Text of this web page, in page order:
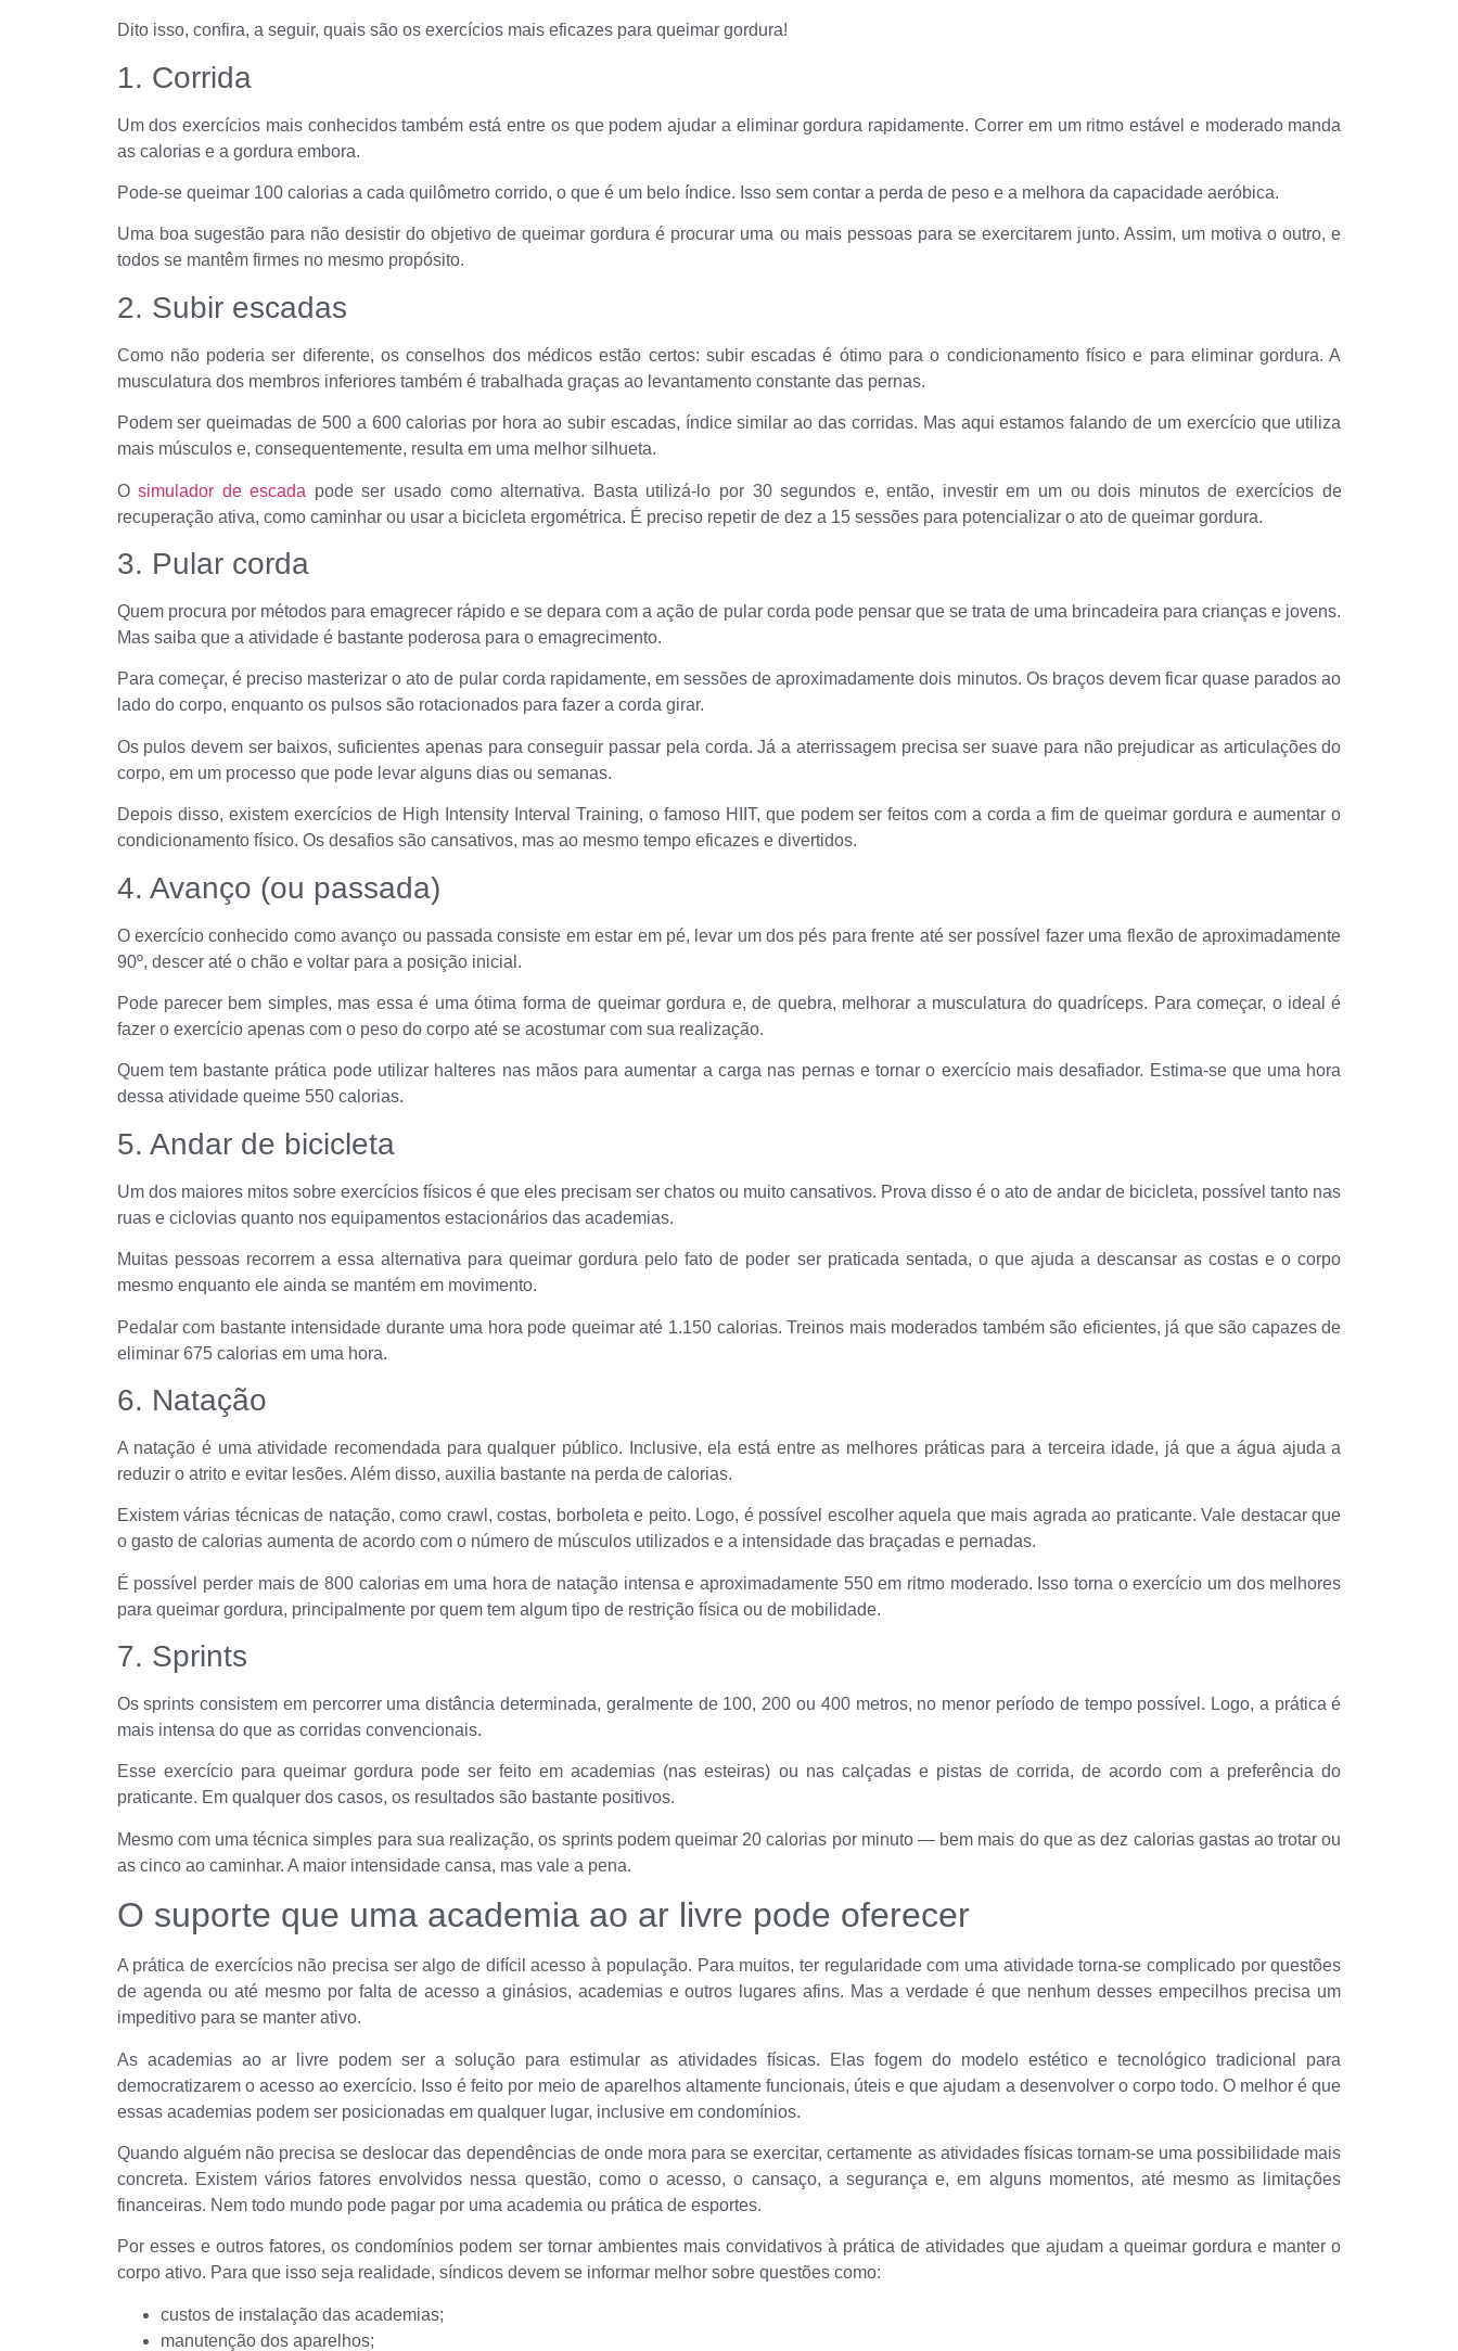
Dito isso, confira, a seguir, quais são os exercícios mais eficazes para queimar gordura!
1. Corrida
Um dos exercícios mais conhecidos também está entre os que podem ajudar a eliminar gordura rapidamente. Correr em um ritmo estável e moderado manda
as calorias e a gordura embora.
Pode-se queimar 100 calorias a cada quilômetro corrido, o que é um belo índice. Isso sem contar a perda de peso e a melhora da capacidade aeróbica.
Uma boa sugestão para não desistir do objetivo de queimar gordura é procurar uma ou mais pessoas para se exercitarem junto. Assim, um motiva o outro, e
todos se mantêm firmes no mesmo propósito.
2. Subir escadas
Como não poderia ser diferente, os conselhos dos médicos estão certos: subir escadas é ótimo para o condicionamento físico e para eliminar gordura. A
musculatura dos membros inferiores também é trabalhada graças ao levantamento constante das pernas.
Podem ser queimadas de 500 a 600 calorias por hora ao subir escadas, índice similar ao das corridas. Mas aqui estamos falando de um exercício que utiliza
mais músculos e, consequentemente, resulta em uma melhor silhueta.
Osimulador de escada pode ser usado como alternativa. Basta utilizá-lo por 30 segundos e, então, investir em um ou dois minutos de exercícios de
recuperação ativa, como caminhar ou usar a bicicleta ergométrica. É preciso repetir de dez a 15 sessões para potencializar o ato de queimar gordura.
3. Pular corda
Quem procura por métodos para emagrecer rápido e se depara com a ação de pular corda pode pensar que se trata de uma brincadeira para crianças e jovens.
Mas saiba que a atividade é bastante poderosa para o emagrecimento.
Para começar, é preciso masterizar o ato de pular corda rapidamente, em sessões de aproximadamente dois minutos. Os braços devem ficar quase parados ao
lado do corpo, enquanto os pulsos são rotacionados para fazer a corda girar.
Os pulos devem ser baixos, suficientes apenas para conseguir passar pela corda. Já a aterrissagem precisa ser suave para não prejudicar as articulações do
corpo, em um processo que pode levar alguns dias ou semanas.
Depois disso, existem exercícios de High Intensity Interval Training, o famoso HIIT, que podem ser feitos com a corda a fim de queimar gordura e aumentar o
condicionamento físico. Os desafios são cansativos, mas ao mesmo tempo eficazes e divertidos.
4. Avanço (ou passada)
O exercício conhecido como avanço ou passada consiste em estar em pé, levar um dos pés para frente até ser possível fazer uma flexão de aproximadamente
90º, descer até o chão e voltar para a posição inicial.
Pode parecer bem simples, mas essa é uma ótima forma de queimar gordura e, de quebra, melhorar a musculatura do quadríceps. Para começar, o ideal é
fazer o exercício apenas com o peso do corpo até se acostumar com sua realização.
Quem tem bastante prática pode utilizar halteres nas mãos para aumentar a carga nas pernas e tornar o exercício mais desafiador. Estima-se que uma hora
dessa atividade queime 550 calorias.
5. Andar de bicicleta
Um dos maiores mitos sobre exercícios físicos é que eles precisam ser chatos ou muito cansativos. Prova disso é o ato de andar de bicicleta, possível tanto nas
ruas e ciclovias quanto nos equipamentos estacionários das academias.
Muitas pessoas recorrem a essa alternativa para queimar gordura pelo fato de poder ser praticada sentada, o que ajuda a descansar as costas e o corpo
mesmo enquanto ele ainda se mantém em movimento.
Pedalar com bastante intensidade durante uma hora pode queimar até 1.150 calorias. Treinos mais moderados também são eficientes, já que são capazes de
eliminar 675 calorias em uma hora.
6. Natação
A natação é uma atividade recomendada para qualquer público. Inclusive, ela está entre as melhores práticas para a terceira idade, já que a água ajuda a
reduzir o atrito e evitar lesões. Além disso, auxilia bastante na perda de calorias.
Existem várias técnicas de natação, como crawl, costas, borboleta e peito. Logo, é possível escolher aquela que mais agrada ao praticante. Vale destacar que
o gasto de calorias aumenta de acordo com o número de músculos utilizados e a intensidade das braçadas e pernadas.
É possível perder mais de 800 calorias em uma hora de natação intensa e aproximadamente 550 em ritmo moderado. Isso torna o exercício um dos melhores
para queimar gordura, principalmente por quem tem algum tipo de restrição física ou de mobilidade.
7. Sprints
Os sprints consistem em percorrer uma distância determinada, geralmente de 100, 200 ou 400 metros, no menor período de tempo possível. Logo, a prática é
mais intensa do que as corridas convencionais.
Esse exercício para queimar gordura pode ser feito em academias (nas esteiras) ou nas calçadas e pistas de corrida, de acordo com a preferência do
praticante. Em qualquer dos casos, os resultados são bastante positivos.
Mesmo com uma técnica simples para sua realização, os sprints podem queimar 20 calorias por minuto — bem mais do que as dez calorias gastas ao trotar ou
as cinco ao caminhar. A maior intensidade cansa, mas vale a pena.
O suporte que uma academia ao ar livre pode oferecer
A prática de exercícios não precisa ser algo de difícil acesso à população. Para muitos, ter regularidade com uma atividade torna-se complicado por questões
de agenda ou até mesmo por falta de acesso a ginásios, academias e outros lugares afins. Mas a verdade é que nenhum desses empecilhos precisa um
impeditivo para se manter ativo.
As academias ao ar livre podem ser a solução para estimular as atividades físicas. Elas fogem do modelo estético e tecnológico tradicional para
democratizarem o acesso ao exercício. Isso é feito por meio de aparelhos altamente funcionais, úteis e que ajudam a desenvolver o corpo todo. O melhor é que
essas academias podem ser posicionadas em qualquer lugar, inclusive em condomínios.
Quando alguém não precisa se deslocar das dependências de onde mora para se exercitar, certamente as atividades físicas tornam-se uma possibilidade mais
concreta. Existem vários fatores envolvidos nessa questão, como o acesso, o cansaço, a segurança e, em alguns momentos, até mesmo as limitações
financeiras. Nem todo mundo pode pagar por uma academia ou prática de esportes.
Por esses e outros fatores, os condomínios podem ser tornar ambientes mais convidativos à prática de atividades que ajudam a queimar gordura e manter o
corpo ativo. Para que isso seja realidade, síndicos devem se informar melhor sobre questões como:
custos de instalação das academias;
manutenção dos aparelhos;